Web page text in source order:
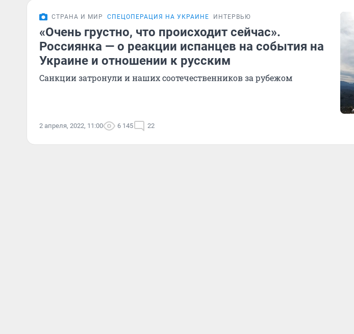
СТРАНА И МИР СПЕЦОПЕРАЦИЯ НА УКРАИНЕ ИНТЕРВЬЮ
«Очень грустно, что происходит сейчас».
Россиянка — о реакции испанцев на события на
Украине и отношении к русским
Санкции затронули и наших соотечественников за рубежом
2 апреля, 2022, 11:00 6 145 22